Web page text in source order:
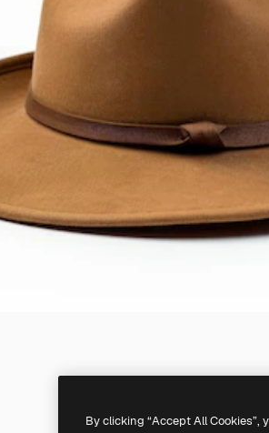
By clicking “Accept All